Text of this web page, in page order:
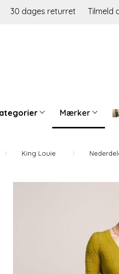
30 dages returret Tilmeld
Mærker
King Louie